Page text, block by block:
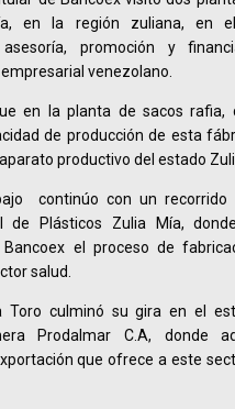
en la región zuliana, en
asesoría, promoción y
venezolano.
en la planta de sacos rafia,
de producción de esta
productivo del estado
continúo con un
de Plásticos Zulia Mía,
el proceso de
salud.
Toro culminó su gira en el
Prodalmar C.A, donde
que ofrece a este